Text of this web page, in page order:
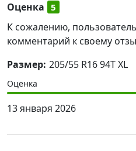
Оценка 5
К сожалению,
комментарий к своему
Размер: 205/55 R16 94T XL
Оценка
13 января 2026